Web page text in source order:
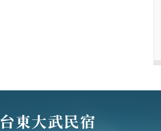
台東大武民宿